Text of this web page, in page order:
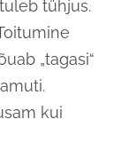
tühjus.
„tagasi“
kui